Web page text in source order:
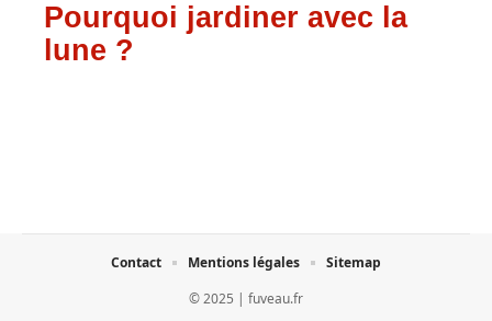
Pourquoi jardiner avec la
lune ?
© 2025 | fuveau.fr
Contact Mentions légales Sitemap